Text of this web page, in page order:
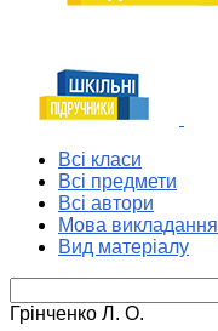
Всі класи
Всі предмети
Всі автори
Мова викладання
Вид матеріалу
Грінченко Л. О.